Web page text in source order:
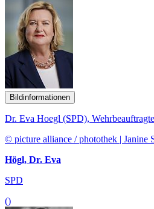
Bildinformationen
Dr. Eva Hoegl (SPD),
© picture alliance / photothek | Janine
Högl, Dr. Eva
SPD
()